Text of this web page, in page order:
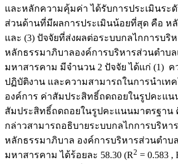
และหลักความคุ้มค่า ได้รับการประเมินระ
ส่วนด้านที่มีผลการประเมินน้อยที่สุด คือ ห
และ (3) ปัจจัยที่ส่งผลต่อระบบกลไกการบริ
หลักธรรมาภิบาลองค์การบริหารส่วนตำบล
มหาสารคาม มีจำนวน 2 ปัจจัย ได้แก่ (1)
ปฏิบัติงาน และความสามารถในการนำเท
องค์การ ค่าสัมประสิทธิ์ถดถอยในรูปคะแน
สัมประสิทธิ์ถดถอยในรูปคะแนนมาตรฐาน
กล่าวสามารถอธิบายระบบกลไกการบริหา
หลักธรรมาภิบาล องค์การบริหารส่วนตำบ
มหาสารคาม ได้ร้อยละ 58.30 (R2 = 0.583 ,